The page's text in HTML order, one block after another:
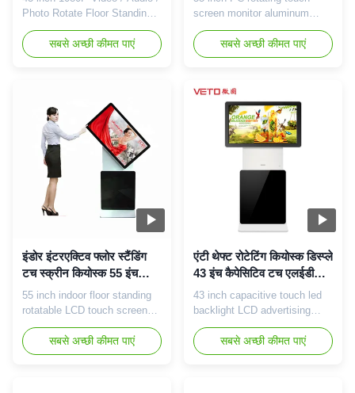
Photo Rotate Floor Standing
LCD Advertising Player Key
features: 1, 43" Full HD and
400nits LCD digital signage 2,
3, IR touch screen 2/4/6/10
points for optional . 4, Outer
case color optional: black,
silver or ...
सबसे अच्छी कीमत पाएं
screen monitor aluminum
frame 178 degree viewing
angle 55 inch rotatable LCD
advertising kiosk
inch Display dimension
1209.6*680.4mm(H*V) Frame
Material Aluminum Frame
Display Resolution 1920*1080
Brightness 350cd/m2 Viewing
Angle 89/89/89/89 ...
सबसे अच्छी कीमत पाएं
इंडोर इंटरएक्टिव फ्लोर स्टैंडिंग
टच स्क्रीन कियोस्क 55 इंच
60000 आवर्स लाइफ
55 inch indoor floor standing
rotatable LCD touch screen
advertising kiosk Version
optional: stand-alone version,
Android version, pc version
सबसे अच्छी कीमत पाएं
एंटी थेफ्ट रोटेटिंग कियोस्क डिस्प्ले
43 इंच कैपेसिटिव टच एलईडी
बैकलाइट
43 inch capacitive touch led
backlight LCD advertising
rotatable kiosk Touch type:
capacitive touch Touch
method: finger Touch points:
सबसे अच्छी कीमत पाएं